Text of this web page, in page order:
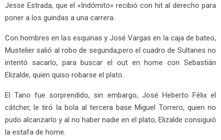
Jesse Estrada, que el «Indómito» recibió con hit al derecho para
poner a los guindas a una carrera.
Con hombres en las esquinas y José Vargas en la caja de bateo,
Mustelier salió al robo de segunda,pero el cuadro de Sultanes no
intentó sacarlo, para buscar el out en home con Sebastián
Elizalde, quien quiso robarse el plato.
El Tano fue sorprendido, sin embargo, José Heberto Félix el
cátcher, le tiró la bola al tercera base Miguel Torrero, quien no
pudo alcanzarlo y al no haber nadie en el plato, Elizalde consiguió
la estafa de home.